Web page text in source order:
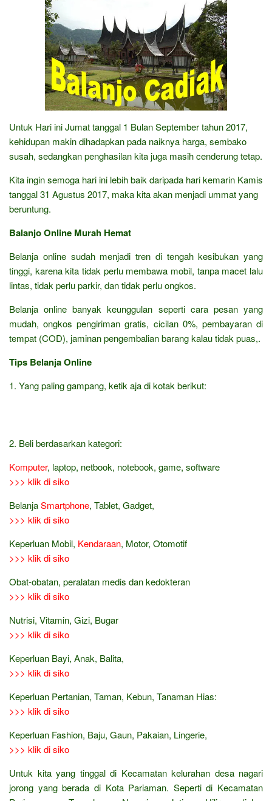
Untuk Hari ini Jumat tanggal 1 Bulan September tahun 2017,
kehidupan makin dihadapkan pada naiknya harga, sembako
susah, sedangkan penghasilan kita juga masih cenderung tetap.
Kita ingin semoga hari ini lebih baik daripada hari kemarin Kamis
tanggal 31 Agustus 2017, maka kita akan menjadi ummat yang
beruntung.
Balanjo Online Murah Hemat
Belanja online sudah menjadi tren di tengah kesibukan yang
tinggi, karena kita tidak perlu membawa mobil, tanpa macet lalu
lintas, tidak perlu parkir, dan tidak perlu ongkos.
Belanja online banyak keunggulan seperti cara pesan yang
mudah, ongkos pengiriman gratis, cicilan 0%, pembayaran di
tempat (COD), jaminan pengembalian barang kalau tidak puas,.
Tips Belanja Online
1. Yang paling gampang, ketik aja di kotak berikut:
2. Beli berdasarkan kategori:
Komputer, laptop, netbook, notebook, game, software
>>> klik di siko
BelanjaSmartphone, Tablet, Gadget,
>>> klik di siko
Keperluan Mobil, Kendaraan, Motor, Otomotif
>>> klik di siko
Obat-obatan, peralatan medis dan kedokteran
>>> klik di siko
Nutrisi, Vitamin, Gizi, Bugar
>>> klik di siko
Keperluan Bayi, Anak, Balita,
>>> klik di siko
Keperluan Pertanian, Taman, Kebun, Tanaman Hias:
>>> klik di siko
Keperluan Fashion, Baju, Gaun, Pakaian, Lingerie,
>>> klik di siko
Untuk kita yang tinggal di Kecamatan kelurahan desa nagari
jorong yang berada di Kota Pariaman. Seperti di Kecamatan